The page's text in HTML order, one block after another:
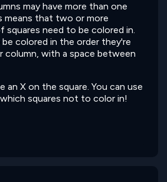
may have more than one
means that two or more
squares need to be colored in.
colored in the order they're
column, with a space between
an X on the square. You can use
squares not to color in!